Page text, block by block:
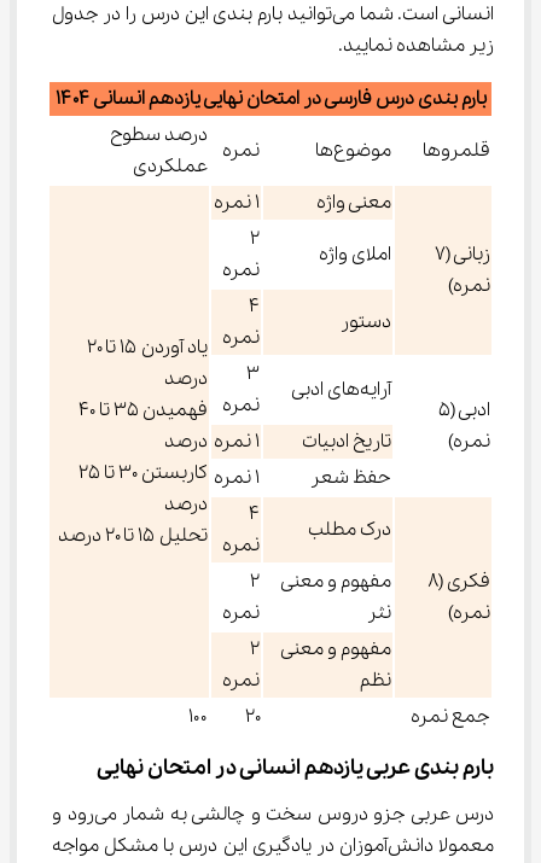
انسانی است. شما می‌توانید بارم بندی این درس را در جدول
زیر مشاهده نمایید.
بارم بندی درس فارسی در امتحان نهایی یازدهم انسانی ۱۴۰۴
قلمروها
موضوع‌ها نمره
درصد سطوح
عملکردی
زبانی (۷
نمره)
معنی واژه ۱ نمره
یاد آوردن ۱۵ تا ۲۰
درصد
فهمیدن ۳۵ تا ۴۰
درصد
کاربستن ۳۰ تا ۲۵
درصد
تحلیل ۱۵ تا ۲۰ درصد
املای واژه
۲
نمره
دستور
۴
نمره
ادبی (۵
نمره)
آرایه‌های ادبی
۳
نمره
تاریخ ادبیات
۱ نمره
حفظ شعر
۱ نمره
فکری (۸
نمره)
درک مطلب
۴
نمره
مفهوم و معنی
نثر
۲
نمره
مفهوم و معنی
نظم
۲
نمره
جمع نمره
۲۰ ۱۰۰
بارم بندی عربی یازدهم انسانی در امتحان نهایی
درس عربی جزو دروس سخت و چالشی به شمار می‌رود و
معمولا دانش‌آموزان در یادگیری این درس با مشکل مواجه